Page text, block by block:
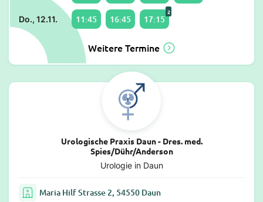
Do., 12.11. 11:45 16:45 17:15
2
Weitere Termine
Urologische Praxis Daun - Dres. med.
Spies/Dühr/Anderson
Urologie in Daun
Maria Hilf Strasse 2, 54550 Daun